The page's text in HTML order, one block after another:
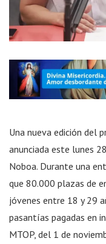
Una nueva edición del
anunciada este lunes
Noboa. Durante una
que 80.000 plazas de
jóvenes entre 18 y 29
pasantías pagadas en
MTOP, del 1 de